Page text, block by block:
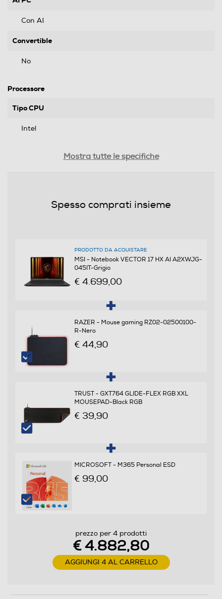
Con AI
Convertible
No
Processore
Tipo CPU
Intel
Intel® Core Ultra 9
Nome Processore
NPU (Tops)
Velocità del processore in GHz
Velocità clock Turbo (Ghz)
Cache di terzo livello-MB
36
Marca Chipset
Tipo Chipset
Mostra tutte le specifiche
Spesso comprati insieme
PRODOTTO DA ACQUISTARE
MSI - Notebook VECTOR 17 HX AI A2XWJG-
045IT-Grigio
€ 4.699,00
RAZER - Mouse gaming RZ02-02500100-
R-Nero
€ 44,90
TRUST - GXT764 GLIDE-FLEX RGB XXL
MOUSEPAD-Black RGB
€ 39,90
MICROSOFT - M365 Personal ESD
€ 99,00
prezzo per 4 prodotti
€ 4.882,80
AGGIUNGI 4 AL CARRELLO